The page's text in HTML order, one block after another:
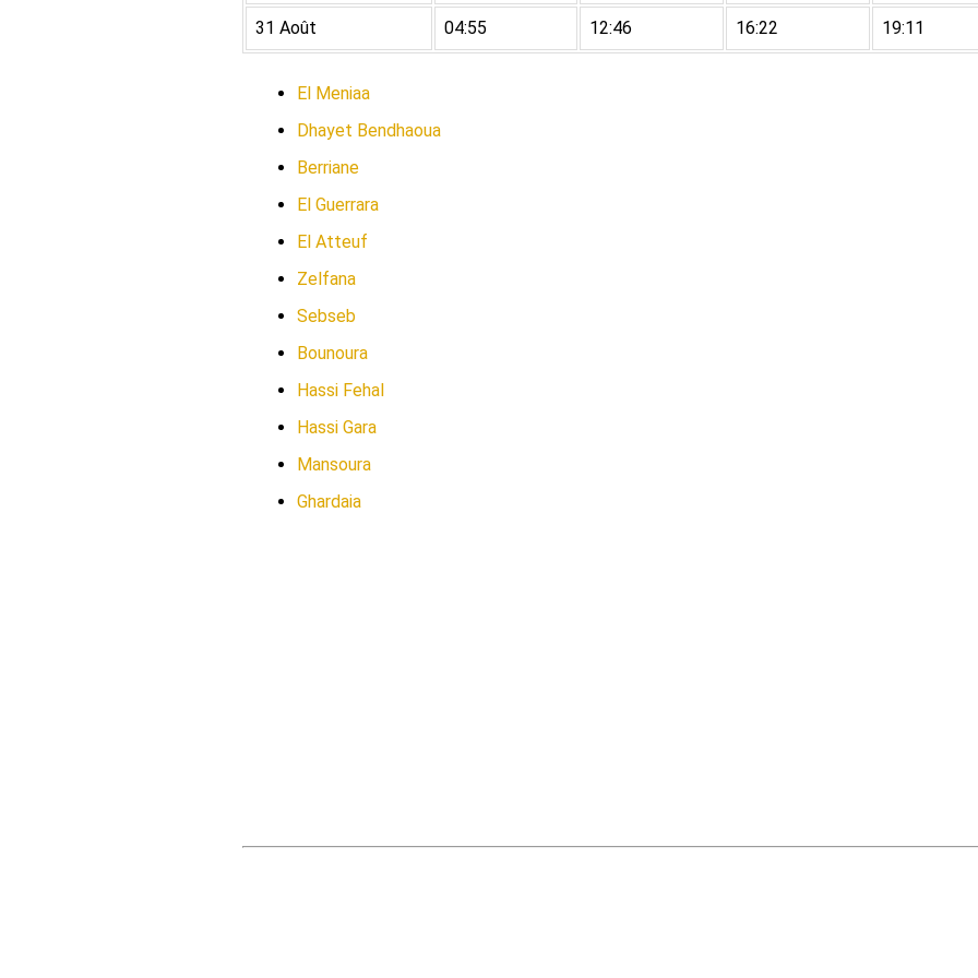
31 Août 04:55 12:46 16:22 19:11
El Meniaa
Dhayet Bendhaoua
Berriane
El Guerrara
El Atteuf
Zelfana
Sebseb
Bounoura
Hassi Fehal
Hassi Gara
Mansoura
Ghardaia